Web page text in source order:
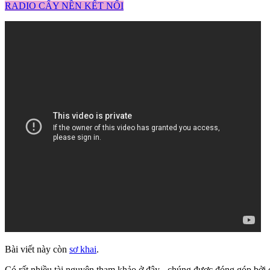
RADIO CẤY NỀN KẾT NỐI
Bài viết này còn sơ khai.